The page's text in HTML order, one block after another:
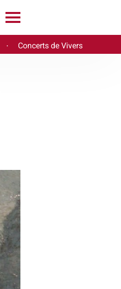
· Concerts de Vivers